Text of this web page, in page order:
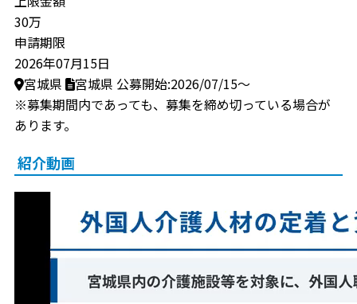
30万
申請期限
2026年07月15日
宮城県
宮城県 公募開始:2026/07/15～
※募集期間内であっても、募集を締め切っている場合が
あります。
紹介動画